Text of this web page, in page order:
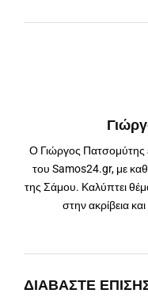
Ο Γιώργος Πατσομύτης
του Samos24.gr, με
της Σάμου. Καλύπτει
στην ακρίβεια
ΔΙΑΒΆΣΤΕ